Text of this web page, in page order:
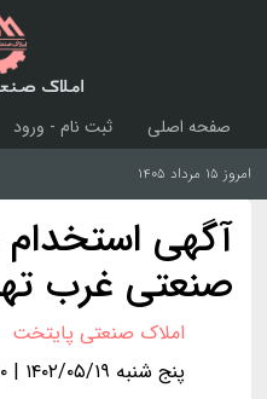
املاک
صفحه اصلی ثبت نام - ورود
امروز ۱۵ مرداد ۱۴۰۵
آگهی
صنعتی غرب
املاک صنعتی پایتخت
پنج شنبه ۱۴۰۲/۰۵/۱۹ | ۱۰:۳۰